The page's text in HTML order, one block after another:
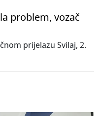
problem, vozač
prijelazu Svilaj, 2.